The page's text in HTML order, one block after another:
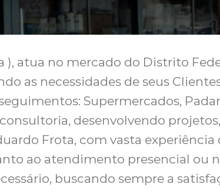
), atua no mercado do Distrito
as necessidades de seus
Supermercados,
desenvolvendo projetos,
Frota, com vasta experiência
ao atendimento presencial ou
buscando sempre a